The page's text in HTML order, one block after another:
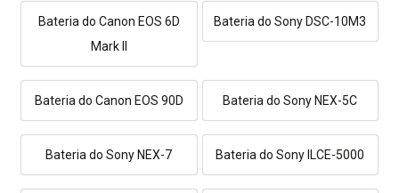
Bateria do Canon EOS 6D
Mark II
Bateria do Sony DSC-10M3
Bateria do Canon EOS 90D Bateria do Sony NEX-5C
Bateria do Sony NEX-7 Bateria do Sony ILCE-5000